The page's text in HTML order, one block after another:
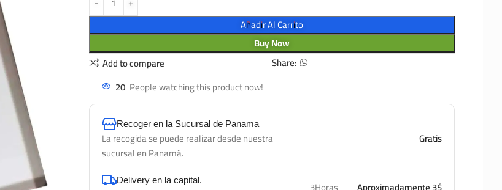
Añadir Al Carrito
Buy Now
Add to compare
Share:
20 People watching this product now!
Recoger en la Sucursal de Panama
La recogida se puede realizar desde nuestra
sucursal en Panamá.
Gratis
Delivery en la capital.